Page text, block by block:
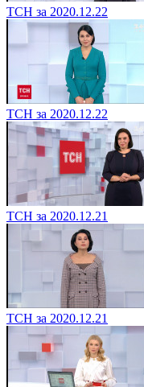
ТСН за 2020.12.22
ТСН за 2020.12.22
ТСН за 2020.12.21
ТСН за 2020.12.21